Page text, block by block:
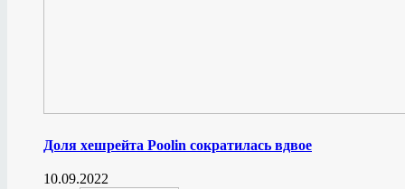
Доля хешрейта Poolin сократилась вдвое
10.09.2022